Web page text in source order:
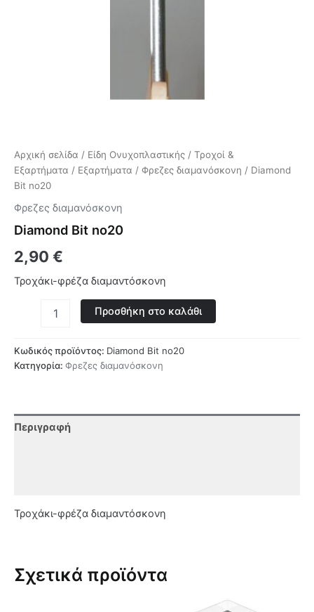
Αρχική σελίδα / Είδη Ονυχοπλαστικής / Τροχοί &
Εξαρτήματα / Εξαρτήματα / Φρεζες διαμανόσκονη / Diamond
Bit no20
Φρεζες διαμανόσκονη
Diamond Bit no20
2,90 €
Τροχάκι-φρέζα διαμαντόσκονη
Προσθήκη στο καλάθι
Κωδικός προϊόντος: Diamond Bit no20
Κατηγορία: Φρεζες διαμανόσκονη
Περιγραφή
Τροχάκι-φρέζα διαμαντόσκονη
Σχετικά προϊόντα